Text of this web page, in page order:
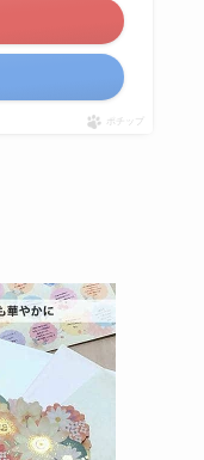
ポチップ